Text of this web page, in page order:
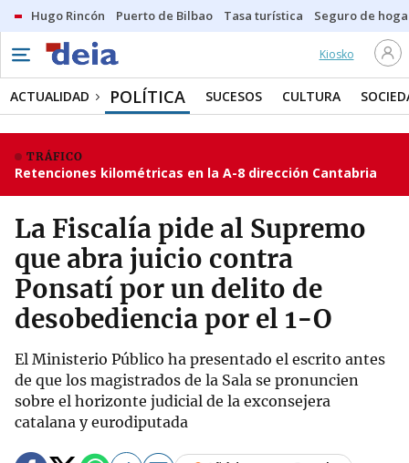
Hugo Rincón Puerto de Bilbao Tasa turística Seguro de
Kiosko
ACTUALIDAD POLÍTICA SUCESOS CULTURA
TRÁFICO
Retenciones kilométricas en la A-8 dirección Cantabria
La Fiscalía pide al Supremo
que abra juicio contra
Ponsatí por un delito de
desobediencia por el 1-O
El Ministerio Público ha presentado el escrito antes
de que los magistrados de la Sala se pronuncien
sobre el horizonte judicial de la exconsejera
catalana y eurodiputada